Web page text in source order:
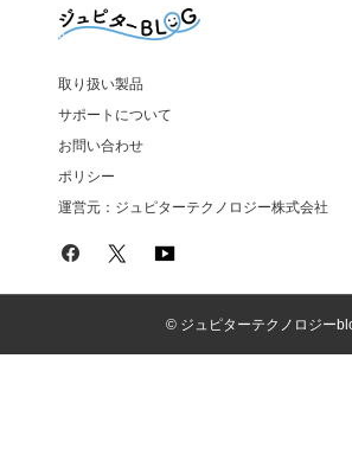
取り扱い製品
サポートについて
お問い合わせ
ポリシー
運営元：ジュピターテクノロジー株式会社
© ジュピターテクノロジー